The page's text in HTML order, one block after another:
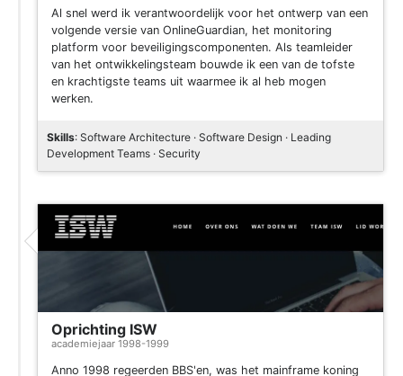
Al snel werd ik verantwoordelijk voor het ontwerp van een
volgende versie van OnlineGuardian, het monitoring
platform voor beveiligingscomponenten. Als teamleider
van het ontwikkelingsteam bouwde ik een van de tofste
en krachtigste teams uit waarmee ik al heb mogen
werken.
Skills: Software Architecture · Software Design · Leading
Development Teams · Security
Oprichting ISW
academiejaar 1998-1999
Anno 1998 regeerden BBS'en, was het mainframe koning